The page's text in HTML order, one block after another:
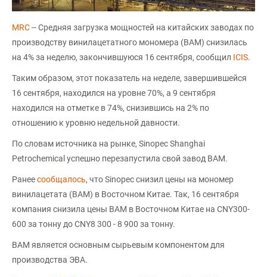
MRC-- Средняя загрузка мощностей на китайских заводах по
производству винилацетатного мономера (ВАМ) снизилась
на 4% за неделю, закончившуюся 16 сентября, сообщил ICIS.
Таким образом, этот показатель на неделе, завершившейся
16 сентября, находился на уровне 70%, а 9 сентября
находился на отметке в 74%, снизившись на 2% по
отношению к уровню недельной давности.
По словам источника на рынке, Sinopec Shanghai
Petrochemical успешно перезапустила свой завод ВAM.
Ранеесообщалось, что Sinopec снизил цены на мономер
винилацетата (ВAM) в Восточном Китае. Так, 16 сентября
компания снизила цены ВAM в Восточном Китае на CNY300-
600 за тонну до CNY8 300 - 8 900 за тонну.
ВАМ является основным сырьевым компонентом для
производства ЭВА.